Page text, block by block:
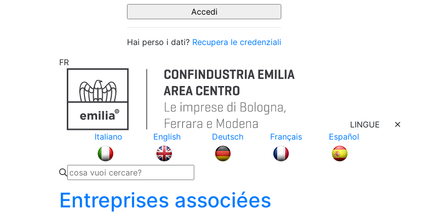
Hai perso i dati? Recupera le credenziali
FR
LINGUE
Italiano
English Deutsch Français Español
Entreprises associées